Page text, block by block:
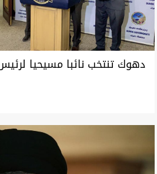
دهوك تنتخب نائبا مسيحيا